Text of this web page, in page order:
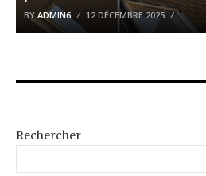
BY ADMIN6 12 DÉCEMBRE 2025
Rechercher